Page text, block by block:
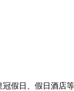
假日、假日酒